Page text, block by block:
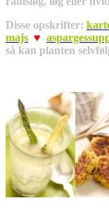
Disse opskrifter:
majs ♥
så kan planten